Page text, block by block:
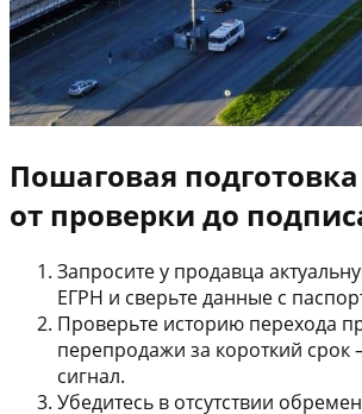
Пошаговая
от проверки до
Запросите у продавца
ЕГРН и сверьте данные с
Проверьте историю перехода
перепродажи за короткий
сигнал.
Убедитесь в отсутствии